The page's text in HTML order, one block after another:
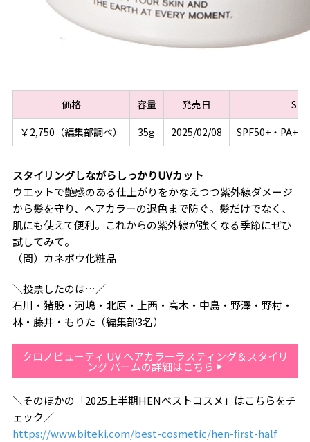
価格 容量 発売日
￥2,750（編集部調べ）
35g 2025/02/08 SPF50+・
スタイリングしながらしっかりUVカット
ウエットで艶感のある仕上がりをかなえつつ紫外線ダメージ
から髪を守り、ヘアカラーの退色まで防ぐ。髪だけでなく、
肌にも使えて便利。これからの紫外線が強くなる季節にぜひ
試してみて。
（問）カネボウ化粧品
＼投票したのは…／
石川・猪股・河嶋・北原・上西・高木・中島・野澤・野村・
林・藤井・もりた（編集部3名）
クロノビューティ UV ヘアカラーラスティング＆スタイリ
ング バームの詳細はこちら
＼そのほかの「2025上半期HENベストコスメ」はこちらをチ
ェック／
https://www.biteki.com/best-cosmetic/hen-first-half